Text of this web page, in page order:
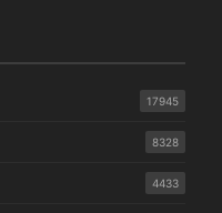
17945
8328
4433